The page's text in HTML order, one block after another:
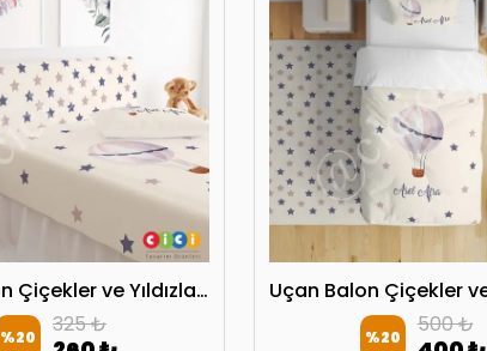
Uçan Balon Çiçekler ve Yıldızlar Başlık Kılıfı
%20 325 ₺ %20 500 ₺